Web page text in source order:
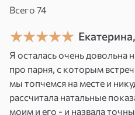
Возможные
применения:
Поиск новой работы.
вакансии, которые
навыкам и
Смена текущей работы
Всего 74
Я осталась очень довольна
про парня, с которым
мы топчемся на месте и
рассчитала натальные
моим и его - и назвала